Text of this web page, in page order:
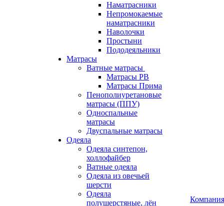
Наматрасники
Непромокаемые
наматрасники
Наволочки
Простыни
Пододеяльники
Матрасы
Ватные матрасы
Матрасы РВ
Матрасы Прима
Пенополиуретановые
матрасы (ППУ)
Односпальные
матрасы
Двуспальные матрасы
Одеяла
Одеяла синтепон,
холлофайбер
Ватные одеяла
Одеяла из овечьей
шерсти
Одеяла
полушерстяные, лён
Компания